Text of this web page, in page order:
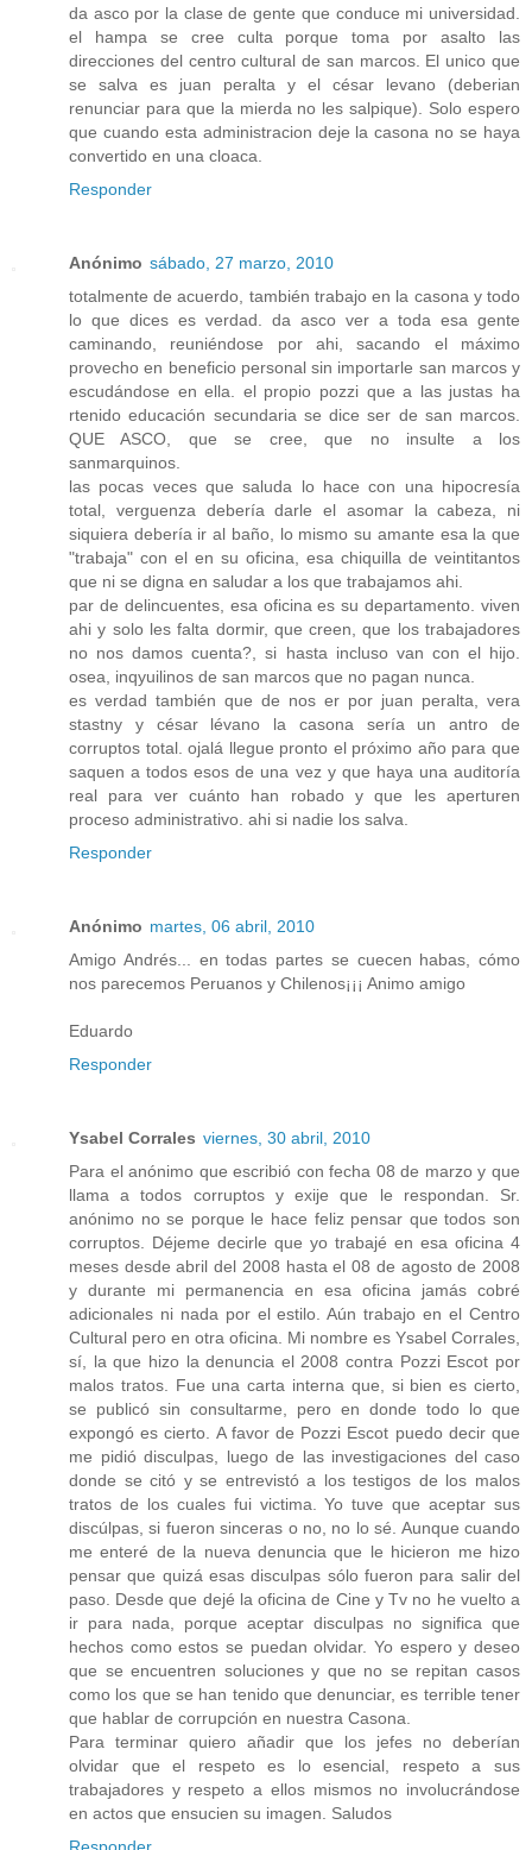
da asco por la clase de gente que conduce mi universidad.
el hampa se cree culta porque toma por asalto las
direcciones del centro cultural de san marcos. El unico que
se salva es juan peralta y el césar levano (deberian
renunciar para que la mierda no les salpique). Solo espero
que cuando esta administracion deje la casona no se haya
convertido en una cloaca.
Responder
Anónimo sábado, 27 marzo, 2010
totalmente de acuerdo, también trabajo en la casona y todo
lo que dices es verdad. da asco ver a toda esa gente
caminando, reuniéndose por ahi, sacando el máximo
provecho en beneficio personal sin importarle san marcos y
escudándose en ella. el propio pozzi que a las justas ha
rtenido educación secundaria se dice ser de san marcos.
QUE ASCO, que se cree, que no insulte a los
sanmarquinos.
las pocas veces que saluda lo hace con una hipocresía
total, verguenza debería darle el asomar la cabeza, ni
siquiera debería ir al baño, lo mismo su amante esa la que
"trabaja" con el en su oficina, esa chiquilla de veintitantos
que ni se digna en saludar a los que trabajamos ahi.
par de delincuentes, esa oficina es su departamento. viven
ahi y solo les falta dormir, que creen, que los trabajadores
no nos damos cuenta?, si hasta incluso van con el hijo.
osea, inqyuilinos de san marcos que no pagan nunca.
es verdad también que de nos er por juan peralta, vera
stastny y césar lévano la casona sería un antro de
corruptos total. ojalá llegue pronto el próximo año para que
saquen a todos esos de una vez y que haya una auditoría
real para ver cuánto han robado y que les aperturen
proceso administrativo. ahi si nadie los salva.
Responder
Anónimo martes, 06 abril, 2010
Amigo Andrés... en todas partes se cuecen habas, cómo
nos parecemos Peruanos y Chilenos¡¡¡ Animo amigo
Eduardo
Responder
Ysabel Corrales viernes, 30 abril, 2010
Para el anónimo que escribió con fecha 08 de marzo y que
llama a todos corruptos y exije que le respondan. Sr.
anónimo no se porque le hace feliz pensar que todos son
corruptos. Déjeme decirle que yo trabajé en esa oficina 4
meses desde abril del 2008 hasta el 08 de agosto de 2008
y durante mi permanencia en esa oficina jamás cobré
adicionales ni nada por el estilo. Aún trabajo en el Centro
Cultural pero en otra oficina. Mi nombre es Ysabel Corrales,
sí, la que hizo la denuncia el 2008 contra Pozzi Escot por
malos tratos. Fue una carta interna que, si bien es cierto,
se publicó sin consultarme, pero en donde todo lo que
expongó es cierto. A favor de Pozzi Escot puedo decir que
me pidió disculpas, luego de las investigaciones del caso
donde se citó y se entrevistó a los testigos de los malos
tratos de los cuales fui victima. Yo tuve que aceptar sus
discúlpas, si fueron sinceras o no, no lo sé. Aunque cuando
me enteré de la nueva denuncia que le hicieron me hizo
pensar que quizá esas disculpas sólo fueron para salir del
paso. Desde que dejé la oficina de Cine y Tv no he vuelto a
ir para nada, porque aceptar disculpas no significa que
hechos como estos se puedan olvidar. Yo espero y deseo
que se encuentren soluciones y que no se repitan casos
como los que se han tenido que denunciar, es terrible tener
que hablar de corrupción en nuestra Casona.
Para terminar quiero añadir que los jefes no deberían
olvidar que el respeto es lo esencial, respeto a sus
trabajadores y respeto a ellos mismos no involucrándose
en actos que ensucien su imagen. Saludos
Responder